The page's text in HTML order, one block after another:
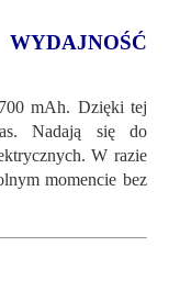
mAh. Dzięki tej
Nadają się do
W razie
momencie bez